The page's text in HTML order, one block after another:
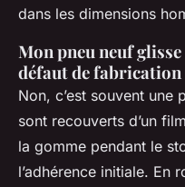
dans les dimensions
Mon pneu neuf
défaut de fabrication
Non, c’est souvent une
sont recouverts d’un
la gomme pendant le
l’adhérence initiale. En